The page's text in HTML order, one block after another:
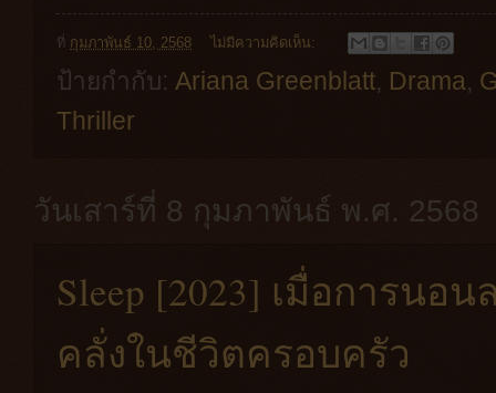
ที่ กุมภาพันธ์ 10, 2568 ไม่มีความคิดเห็น:
ป้ายกำกับ: Ariana Greenblatt, Drama,
Thriller
วันเสาร์ที่ 8 กุมภาพันธ์ พ.ศ. 2568
Sleep [2023] เมื่อการนอ
คลั่งในชีวิตครอบครัว